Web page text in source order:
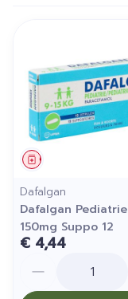
Geneesmiddel
Dafalgan
Dafalgan Pediatrie
150mg Suppo 12
€ 4,44